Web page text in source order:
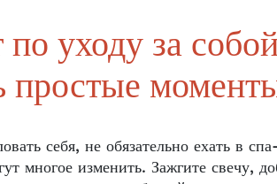
по уходу за
простые
себя, не обязательно ехать в
многое изменить. Зажгите свечу,